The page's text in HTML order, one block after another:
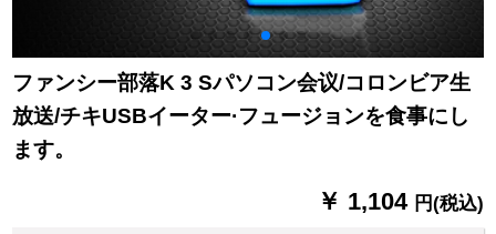
ファンシー部落K 3 Sパソコン会议/コロンビア生
放送/チキUSBイーター·フュージョンを食事にし
ます。
￥ 1,104 円(税込)